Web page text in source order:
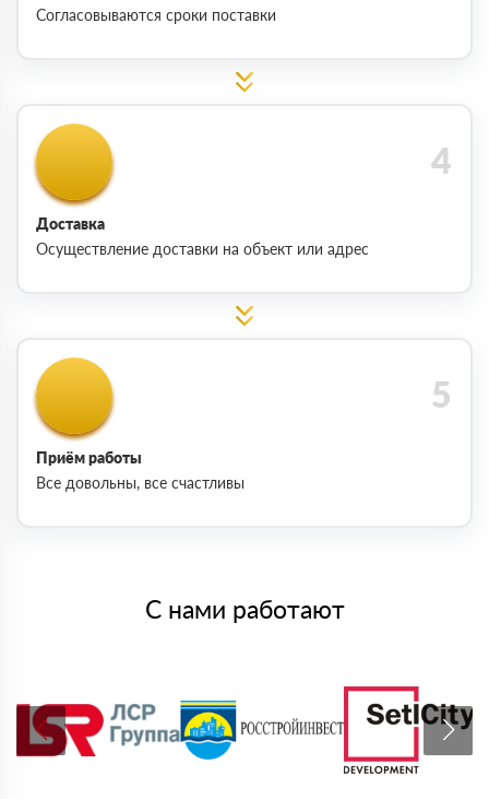
Согласовываются сроки поставки
Доставка
Осуществление доставки на объект или адрес
Приём работы
Все довольны, все счастливы
С нами работают